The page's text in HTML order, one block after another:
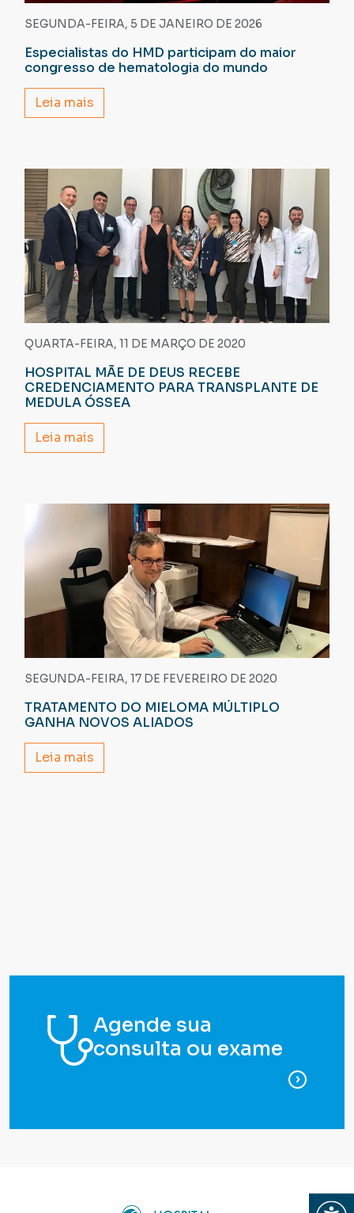
Abrir
SEGUNDA-FEIRA, 5 DE JANEIRO DE 2026
Especialistas do HMD participam do maior
congresso de hematologia do mundo
Leia mais
QUARTA-FEIRA, 11 DE MARÇO DE 2020
HOSPITAL MÃE DE DEUS RECEBE
CREDENCIAMENTO PARA TRANSPLANTE DE
MEDULA ÓSSEA
Leia mais
SEGUNDA-FEIRA, 17 DE FEVEREIRO DE 2020
TRATAMENTO DO MIELOMA MÚLTIPLO
GANHA NOVOS ALIADOS
Leia mais
Agende sua
consulta ou exame
para